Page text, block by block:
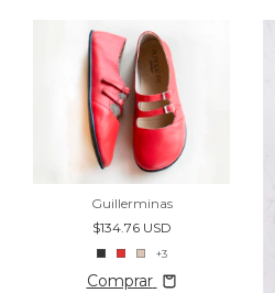
Guillerminas
$134.76 USD
+3
Comprar